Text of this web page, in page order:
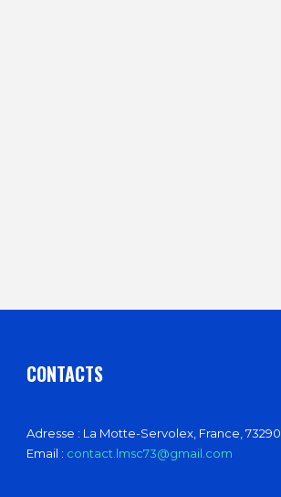
CONTACTS
Adresse : La Motte-Servolex, France, 73290
Email : contact.lmsc73@gmail.com